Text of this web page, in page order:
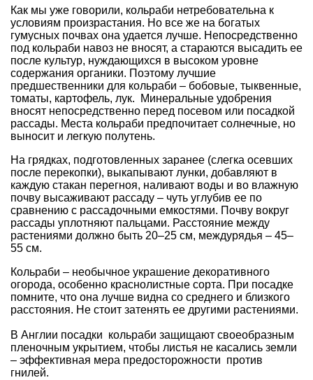
Как мы уже говорили, кольраби нетребовательна к
условиям произрастания. Но все же на богатых
гумусных почвах она удается лучше. Непосредственно
под кольраби навоз не вносят, а стараются высадить ее
после культур, нуждающихся в высоком уровне
содержания органики. Поэтому лучшие
предшественники для кольраби – бобовые, тыквенные,
томаты, картофель, лук. Минеральные удобрения
вносят непосредственно перед посевом или посадкой
рассады. Места кольраби предпочитает солнечные, но
выносит и легкую полутень.
На грядках, подготовленных заранее (слегка осевших
после перекопки), выкапывают лунки, добавляют в
каждую стакан перегноя, наливают воды и во влажную
почву высаживают рассаду – чуть углубив ее по
сравнению с рассадочными емкостями. Почву вокруг
рассады уплотняют пальцами. Расстояние между
растениями должно быть 20–25 см, междурядья – 45–
55 см.
Кольраби – необычное украшение декоративного
огорода, особенно краснолистные сорта. При посадке
помните, что она лучше видна со среднего и близкого
расстояния. Не стоит затенять ее другими растениями.
В Англии посадки кольраби защищают своеобразным
пленочным укрытием, чтобы листья не касались земли
– эффективная мера предосторожности против
гнилей.